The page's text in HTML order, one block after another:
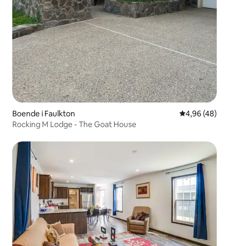
Boende i Faulkton 4,96 av 5 i
4,96 (48)
Rocking M Lodge - The Goat House